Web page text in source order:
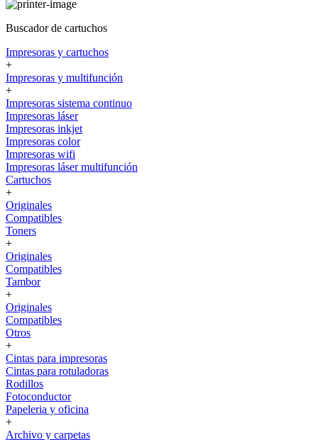
Buscador de cartuchos
Impresoras y cartuchos
+
Impresoras y multifunción
+
Impresoras sistema continuo
Impresoras láser
Impresoras inkjet
Impresoras color
Impresoras wifi
Impresoras láser multifunción
Cartuchos
+
Originales
Compatibles
Toners
+
Originales
Compatibles
Tambor
+
Originales
Compatibles
Otros
+
Cintas para impresoras
Cintas para rotuladoras
Rodillos
Fotoconductor
Papeleria y oficina
+
Archivo y carpetas